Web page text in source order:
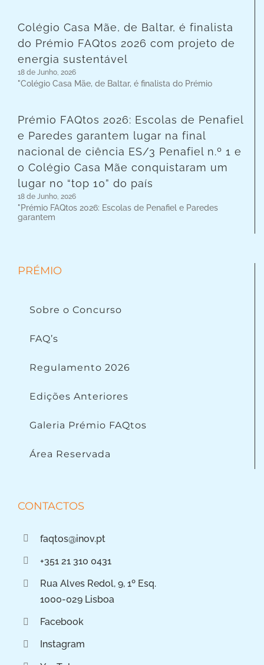
Colégio Casa Mãe, de Baltar, é finalista
do Prémio FAQtos 2026 com projeto de
energia sustentável
18 de Junho, 2026
"Colégio Casa Mãe, de Baltar, é finalista do Prémio
Prémio FAQtos 2026: Escolas de Penafiel
e Paredes garantem lugar na final
nacional de ciência ES/3 Penafiel n.º 1 e
o Colégio Casa Mãe conquistaram um
lugar no “top 10” do país
18 de Junho, 2026
"Prémio FAQtos 2026: Escolas de Penafiel e Paredes
garantem
PRÉMIO
Sobre o Concurso
FAQ’s
Regulamento 2026
Edições Anteriores
Galeria Prémio FAQtos
Área Reservada
CONTACTOS
faqtos@inov.pt
+351 21 310 0431
Rua Alves Redol, 9, 1º Esq.
1000-029 Lisboa
Facebook
Instagram